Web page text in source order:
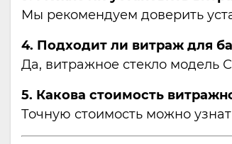
Мы рекомендуем доверить
4. Подходит ли витраж для
Да, витражное стекло модель
5. Какова стоимость
Точную стоимость можно